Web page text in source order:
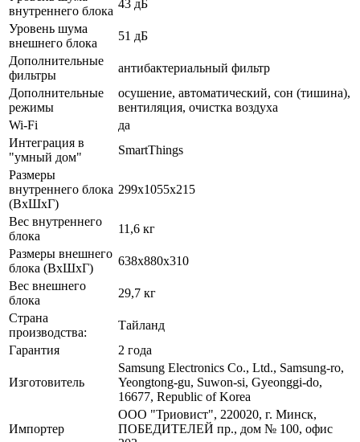
внутреннего блока
43 дБ
Уровень шума
внешнего блока
51 дБ
Дополнительные
фильтры
антибактериальный фильтр
Дополнительные
режимы
осушение, автоматический, сон (тишина),
вентиляция, очистка воздуха
Wi-Fi
да
Интеграция в
"умный дом"
SmartThings
Размеры
внутреннего блока
(ВхШхГ)
299х1055х215
Вес внутреннего
блока
11,6 кг
Размеры внешнего
блока (ВхШхГ)
638х880х310
Вес внешнего
блока
29,7 кг
Страна
производства:
Тайланд
Гарантия
2 года
Изготовитель
Samsung Electronics Co., Ltd., Samsung-ro,
Yeongtong-gu, Suwon-si, Gyeonggi-do,
16677, Republic of Korea
Импортер
ООО "Триовист", 220020, г. Минск,
ПОБЕДИТЕЛЕЙ пр., дом № 100, офис